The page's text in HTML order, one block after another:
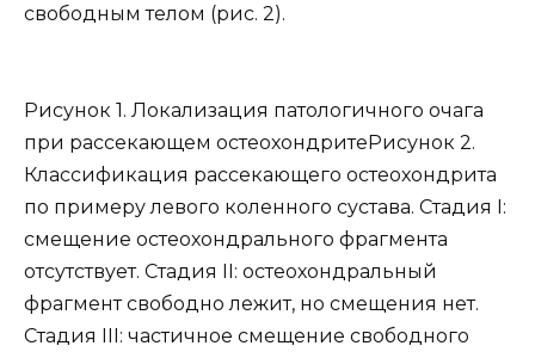
свободным телом (рис. 2).
Рисунок 1. Локализация патологичного очага
при рассекающем остеохондритеРисунок 2.
Классификация рассекающего остеохондрита
по примеру левого коленного сустава. Стадия I:
смещение остеохондрального фрагмента
отсутствует. Стадия II: остеохондральный
фрагмент свободно лежит, но смещения нет.
Стадия III: частичное смещение свободного